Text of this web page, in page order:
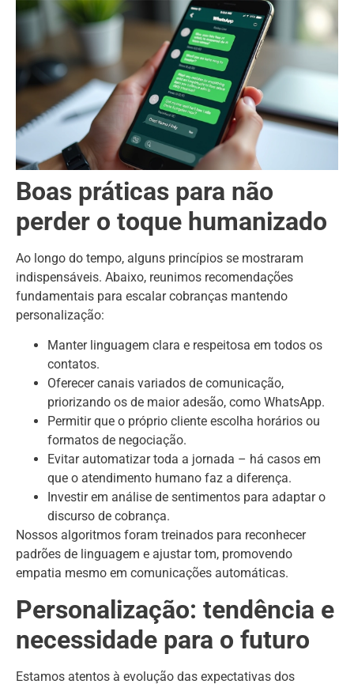
Boas práticas para não
perder o toque humanizado
Ao longo do tempo, alguns princípios se mostraram
indispensáveis. Abaixo, reunimos recomendações
fundamentais para escalar cobranças mantendo
personalização:
Manter linguagem clara e respeitosa em todos os
contatos.
Oferecer canais variados de comunicação,
priorizando os de maior adesão, como WhatsApp.
Permitir que o próprio cliente escolha horários ou
formatos de negociação.
Evitar automatizar toda a jornada – há casos em
que o atendimento humano faz a diferença.
Investir em análise de sentimentos para adaptar o
discurso de cobrança.
Nossos algoritmos foram treinados para reconhecer
padrões de linguagem e ajustar tom, promovendo
empatia mesmo em comunicações automáticas.
Personalização: tendência e
necessidade para o futuro
Estamos atentos à evolução das expectativas dos